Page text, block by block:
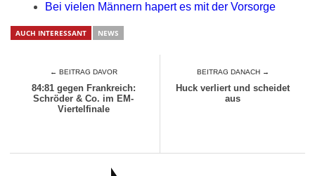
Bei vielen Männern hapert es mit der Vorsorge
AUCH INTERESSANT NEWS
← BEITRAG DAVOR
84:81 gegen Frankreich:
Schröder & Co. im EM-
Viertelfinale
BEITRAG DANACH →
Huck verliert und scheidet
aus